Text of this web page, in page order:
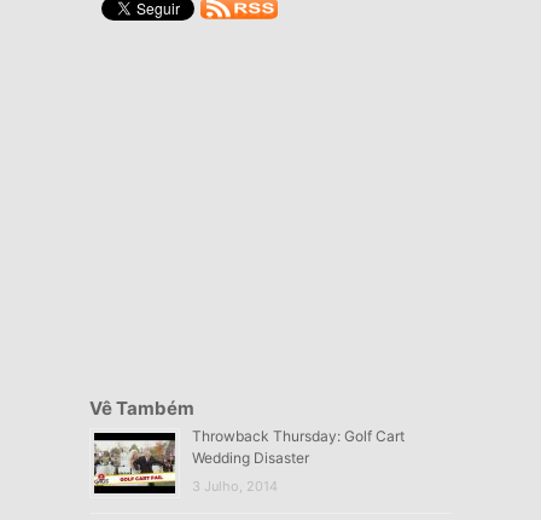
Vê Também
Throwback Thursday: Golf Cart
Wedding Disaster
3 Julho, 2014